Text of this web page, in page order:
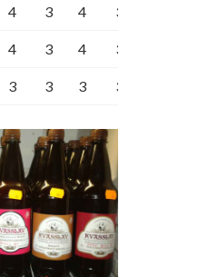
4 3 4 3
4 3 4 3
3 3 3 3